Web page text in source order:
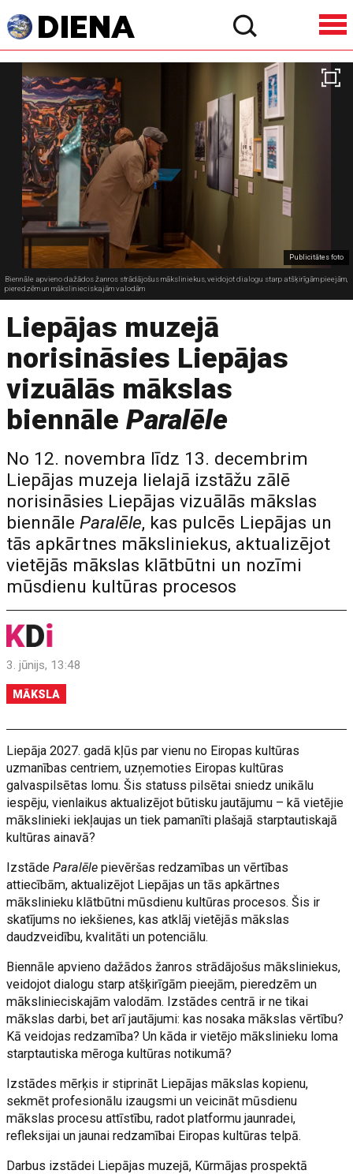
Publicitātes foto
Biennāle apvieno dažādos žanros strādājošus māksliniekus, veidojot dialogu starp atšķirīgām pieejām,
pieredzēm un mākslinieciskajām valodām
Liepājas muzejā
norisināsies Liepājas
vizuālās mākslas
biennāleParalēle
No 12. novembra līdz 13. decembrim
Liepājas muzeja lielajā izstāžu zālē
norisināsies Liepājas vizuālās mākslas
biennāleParalēle, kas pulcēs Liepājas un
tās apkārtnes māksliniekus, aktualizējot
vietējās mākslas klātbūtni un nozīmi
mūsdienu kultūras procesos
3. jūnijs, 13:48
MĀKSLA
Liepāja 2027. gadā kļūs par vienu no Eiropas kultūras
uzmanības centriem, uzņemoties Eiropas kultūras
galvaspilsētas lomu. Šis statuss pilsētai sniedz unikālu
iespēju, vienlaikus aktualizējot būtisku jautājumu – kā vietējie
mākslinieki iekļaujas un tiek pamanīti plašajā starptautiskajā
kultūras ainavā?
IzstādeParalēle pievēršas redzamības un vērtības
attiecībām, aktualizējot Liepājas un tās apkārtnes
mākslinieku klātbūtni mūsdienu kultūras procesos. Šis ir
skatījums no iekšienes, kas atklāj vietējās mākslas
daudzveidību, kvalitāti un potenciālu.
Biennāle apvieno dažādos žanros strādājošus māksliniekus,
veidojot dialogu starp atšķirīgām pieejām, pieredzēm un
mākslinieciskajām valodām. Izstādes centrā ir ne tikai
mākslas darbi, bet arī jautājumi: kas nosaka mākslas vērtību?
Kā veidojas redzamība? Un kāda ir vietējo mākslinieku loma
starptautiska mēroga kultūras notikumā?
Izstādes mērķis ir stiprināt Liepājas mākslas kopienu,
sekmēt profesionālu izaugsmi un veicināt mūsdienu
mākslas procesu attīstību, radot platformu jaunradei,
refleksijai un jaunai redzamībai Eiropas kultūras telpā.
Darbus izstādei Liepājas muzejā, Kūrmājas prospektā